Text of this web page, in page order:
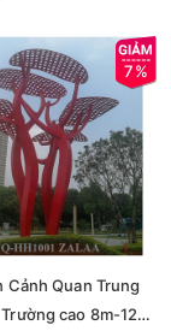
7%
Cảnh Quan Trung
cao 8m-12m